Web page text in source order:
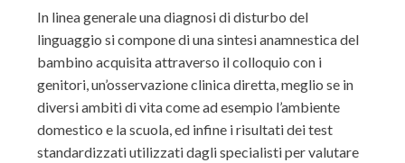
In linea generale una diagnosi di disturbo del
linguaggio si compone di una sintesi anamnestica del
bambino acquisita attraverso il colloquio con i
genitori, un’osservazione clinica diretta, meglio se in
diversi ambiti di vita come ad esempio l’ambiente
domestico e la scuola, ed infine i risultati dei test
standardizzati utilizzati dagli specialisti per valutare